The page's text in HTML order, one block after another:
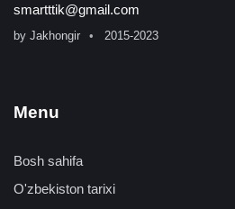
smartttik@gmail.com
by Jakhongir 2015-2023
Menu
Bosh sahifa
O'zbekiston tarixi